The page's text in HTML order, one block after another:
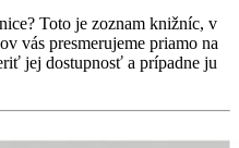
Toto je zoznam knižníc, v
vás presmerujeme priamo na
jej dostupnosť a prípadne ju